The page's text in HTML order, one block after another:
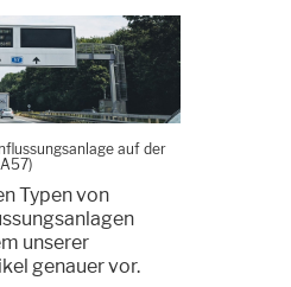
auf der
A57)
Typen von
unserer
genauer vor.